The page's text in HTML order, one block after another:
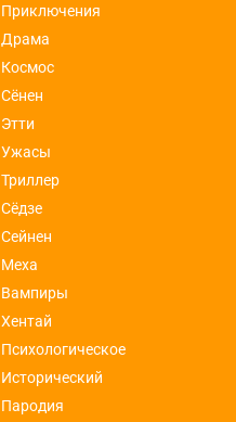
Приключения
Драма
Космос
Сёнен
Этти
Ужасы
Триллер
Сёдзе
Сейнен
Меха
Вампиры
Хентай
Психологическое
Исторический
Пародия